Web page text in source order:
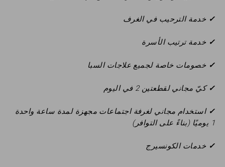
✓خدمة الترحيب في الغرف
✓خدمة ترتيب الأسرة
✓خصومات خاصة لجميع علاجات السبا
✓كيّ مجاني لقطعتين 2 في اليوم
✓ استخدام مجاني لغرفة اجتماعات مجهزة لمدة ساعة واحدة
1 يوميًا (بناءً على التوافر)
✓خدمات الكونسيرج